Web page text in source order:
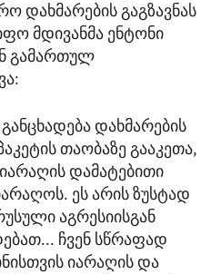
დახმარების გაგზავნას
მდივანმა ენტონი
გამართულ
დახმარების
თაობაზე გააკეთა,
დამატებითი
ეს არის ზუსტად
აგრესიისგან
ჩვენ სწრაფად
იარაღის და